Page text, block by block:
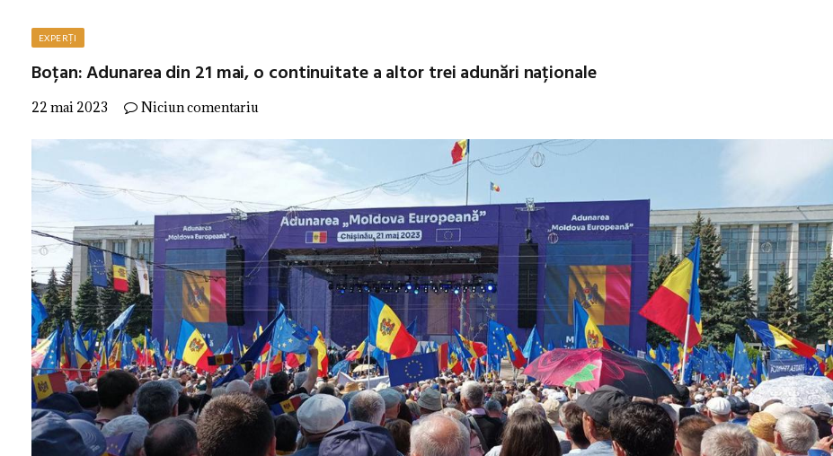
EXPERȚI
Boțan: Adunarea din 21 mai, o continuitate a altor trei adunări naționale
22 mai 2023 Niciun comentariu